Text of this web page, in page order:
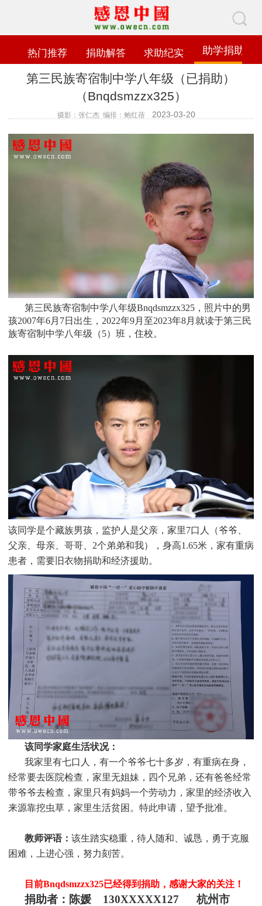
热门推荐 捐助解答 求助纪实 助学捐助
第三民族寄宿制中学八年级（已捐助）
（Bnqdsmzzx325）
摄影：张仁杰 编排：鲍红蓓 2023-03-20
第三民族寄宿制中学八年级Bnqdsmzzx325，照片中的男
孩2007年6月7日 出生， 2022年9月至2023年8月就读于第三民
族寄宿制中学八年级 （5）班 ，住校。
该同学是个藏族男孩，监护人是父亲，家里7口人（爷爷、
父亲、母亲、哥哥、2个弟弟和我），身高1.65米，家有重病
患者，需要旧衣物捐助和经济援助。
该同学家庭生活状况：
我家里有七口人，有一个爷爷七十多岁，有重病在身，
经常要去医院检查，家里无姐妹，四个兄弟，还有爸爸经常
带爷爷去检查，家里只有妈妈一个劳动力，家里的经济收入
来源靠挖虫草，家里生活贫困。特此申请，望予批准。
教师评语： 该生踏实稳重，待人随和、诚恳，勇于克服
困难，上进心强，努力刻苦。
目前Bnqdsmzzx325已经得到捐助，感谢大家的关注！
捐助者：陈媛 130XXXXX127 杭州市